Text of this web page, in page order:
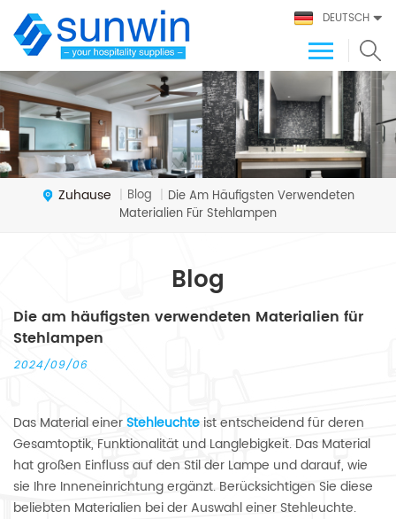
DEUTSCH
Zuhause | Blog | Die Am Häufigsten Verwendeten
Materialien Für Stehlampen
Blog
Die am häufigsten verwendeten Materialien für
Stehlampen
2024/09/06
Das Material einerStehleuchte ist entscheidend für deren
Gesamtoptik, Funktionalität und Langlebigkeit. Das Material
hat großen Einfluss auf den Stil der Lampe und darauf, wie
sie Ihre Inneneinrichtung ergänzt. Berücksichtigen Sie diese
beliebten Materialien bei der Auswahl einer Stehleuchte.